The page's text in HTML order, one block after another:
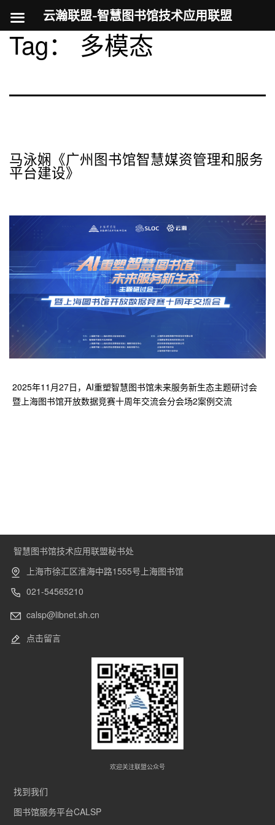
跳Tag： 多模态
马泳娴《广州图书馆智慧媒资管理和服务
平台建设》
2025年11月27日，AI重塑智慧图书馆未来服务新生态主题研讨会
暨上海图书馆开放数据竞赛十周年交流会分会场2案例交流
智慧图书馆技术应用联盟秘书处
上海市徐汇区淮海中路1555号上海图书馆
021-54565210
calsp@libnet.sh.cn
点击留言
欢迎关注联盟公众号
找到我们
图书馆服务平台CALSP
云瀚联盟-智慧图书馆技术应用联盟